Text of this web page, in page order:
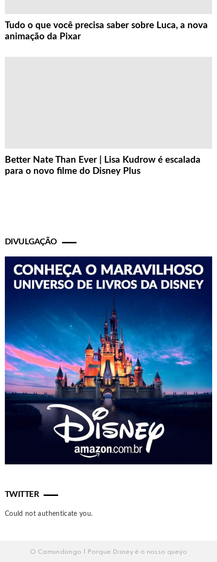
Tudo o que você precisa saber sobre Luca, a nova
animação da Pixar
Better Nate Than Ever | Lisa Kudrow é escalada
para o novo filme do Disney Plus
DIVULGAÇÃO
TWITTER
Could not authenticate you.
O Camundongo | Porque Disney é o nosso queijo